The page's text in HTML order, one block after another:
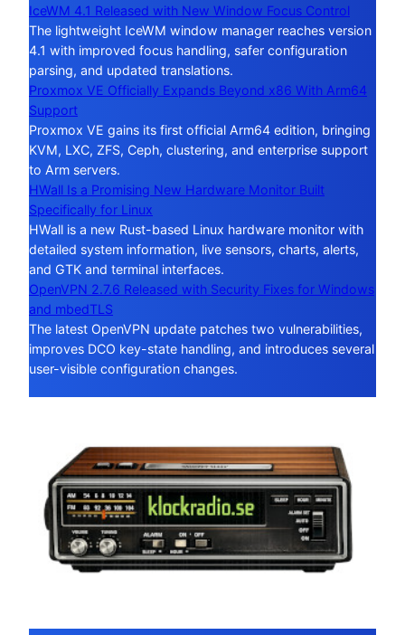
IceWM 4.1 Released with New Window Focus Control
The lightweight IceWM window manager reaches version
4.1 with improved focus handling, safer configuration
parsing, and updated translations.
Proxmox VE Officially Expands Beyond x86 With Arm64
Support
Proxmox VE gains its first official Arm64 edition, bringing
KVM, LXC, ZFS, Ceph, clustering, and enterprise support
to Arm servers.
HWall Is a Promising New Hardware Monitor Built
Specifically for Linux
HWall is a new Rust-based Linux hardware monitor with
detailed system information, live sensors, charts, alerts,
and GTK and terminal interfaces.
OpenVPN 2.7.6 Released with Security Fixes for Windows
and mbedTLS
The latest OpenVPN update patches two vulnerabilities,
improves DCO key-state handling, and introduces several
user-visible configuration changes.